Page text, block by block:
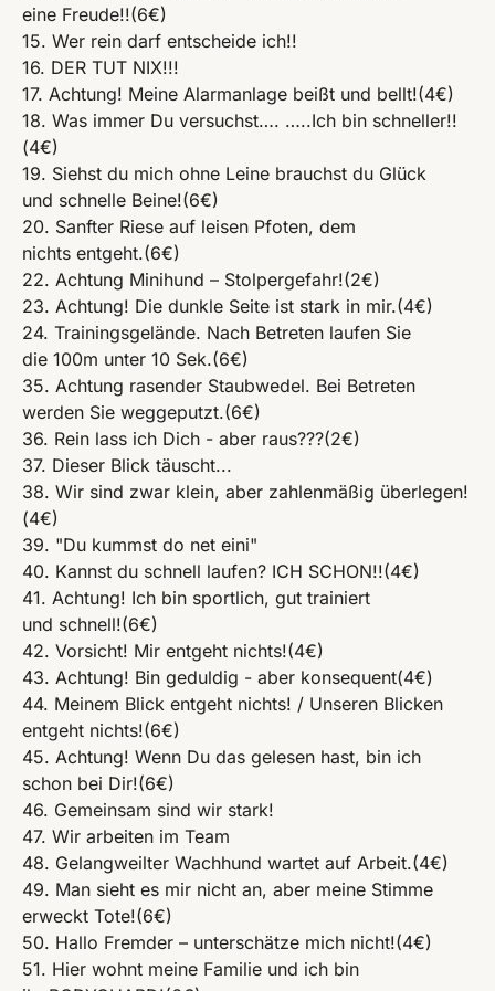
eine Freude!!(6€)
15. Wer rein darf entscheide ich!!
16. DER TUT NIX!!!
17. Achtung! Meine Alarmanlage beißt und bellt!(4€)
18. Was immer Du versuchst…. …..Ich bin schneller!!
(4€)
19. Siehst du mich ohne Leine brauchst du Glück
und schnelle Beine!(6€)
20. Sanfter Riese auf leisen Pfoten, dem
nichts entgeht.(6€)
22. Achtung Minihund – Stolpergefahr!(2€)
23. Achtung! Die dunkle Seite ist stark in mir.(4€)
24. Trainingsgelände. Nach Betreten laufen Sie
die 100m unter 10 Sek.(6€)
35. Achtung rasender Staubwedel. Bei Betreten
werden Sie weggeputzt.(6€)
36. Rein lass ich Dich - aber raus???(2€)
37. Dieser Blick täuscht...
38. Wir sind zwar klein, aber zahlenmäßig überlegen!
(4€)
39. "Du kummst do net eini"
40. Kannst du schnell laufen? ICH SCHON!!(4€)
41. Achtung! Ich bin sportlich, gut trainiert
und schnell!(6€)
42. Vorsicht! Mir entgeht nichts!(4€)
43. Achtung! Bin geduldig - aber konsequent(4€)
44. Meinem Blick entgeht nichts! / Unseren Blicken
entgeht nichts!(6€)
45. Achtung! Wenn Du das gelesen hast, bin ich
schon bei Dir!(6€)
46. Gemeinsam sind wir stark!
47. Wir arbeiten im Team
48. Gelangweilter Wachhund wartet auf Arbeit.(4€)
49. Man sieht es mir nicht an, aber meine Stimme
erweckt Tote!(6€)
50. Hallo Fremder – unterschätze mich nicht!(4€)
51. Hier wohnt meine Familie und ich bin